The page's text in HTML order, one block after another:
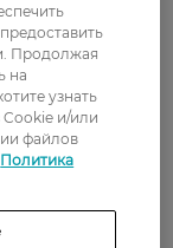
Продолжая
на
узнать
и/или
файлов
Политика